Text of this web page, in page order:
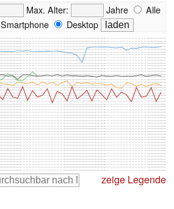
Max. Alter: Jahre
Alle
Smartphone Desktop
zeige Legende